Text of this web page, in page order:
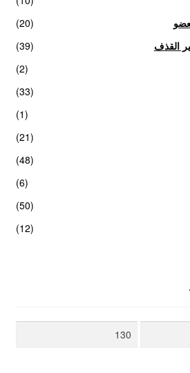
القذف
(20)
القذف
(39)
(2)
(33)
(1)
(21)
(48)
(6)
(50)
(12)
أعلى